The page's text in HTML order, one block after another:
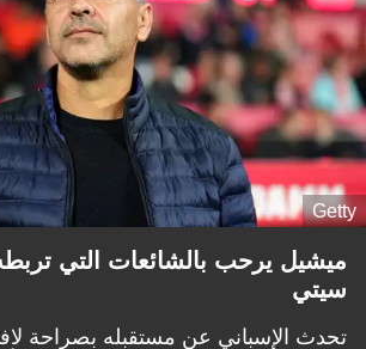
Getty
ميشيل يرحب بالشائعات التي
سيتي
تحدث الإسباني عن مستقبله بصراحة